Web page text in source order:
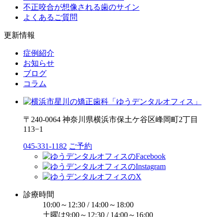
不正咬合が想像される歯のサイン
よくあるご質問
更新情報
症例紹介
お知らせ
ブログ
コラム
〒240-0064 神奈川県横浜市保土ケ谷区峰岡町2丁目
113−1
045-331-1182 ご予約
診療時間
10:00～12:30 / 14:00～18:00
土曜は9:00～12:30 / 14:00～16:00